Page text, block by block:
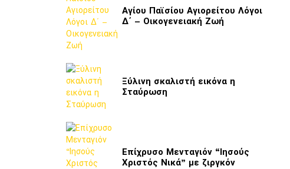
Αγίου Παϊσίου Αγιορείτου Λόγοι
Δ΄ – Οικογενειακή Ζωή
Ξύλινη σκαλιστή εικόνα η
Σταύρωση
Επίχρυσο Μενταγιόν “Ιησούς
Χριστός Νικά” με ζιργκόν